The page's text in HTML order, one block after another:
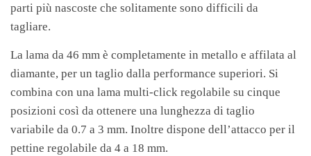
parti più nascoste che solitamente sono difficili da
tagliare.
La lama da 46 mm è completamente in metallo e affilata al
diamante, per un taglio dalla performance superiori. Si
combina con una lama multi-click regolabile su cinque
posizioni così da ottenere una lunghezza di taglio
variabile da 0.7 a 3 mm. Inoltre dispone dell’attacco per il
pettine regolabile da 4 a 18 mm.